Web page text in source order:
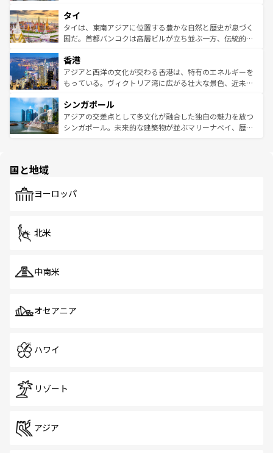
リティに包まれながら、韓国の多彩な魅力を心ゆくまで味
わってみてほしい。 なお、新着の韓国情報はコンテンツ一
覧を参照してほしい。
急速な発展と共に伝統が息づく。ハノイの古い町並みやホ
ーチミン市のフランス統治時代の建物も、独特の雰囲気を
醸し出している。また、バラエティの豊かさとおいしさで
とつ。フォーやバインミー、ベトナムコーヒーなどは、ぜ
ひ現地で味わいたい。どの地域を訪れてもあたたかい人々
が旅行者を迎えてくれるので、きっと忘れられない旅にな
参照してほしい。
タイ
タイは、東南アジアに位置する豊かな自然と歴史が息づく
国だ。首都バンコクは高層ビルが立ち並ぶ一方、伝統的な
の活気が交差している。北部ではチェンマイなどの山岳地
帯で自然と触れ合い、南部ではプーケットやクラビの美し
いビーチでリゾート気分を楽しむことができる。タイ料理
激する。気候は一年中温暖で、どの季節にも異なる楽しみ
が待っている。親しみやすいタイの人々、仏教を中心とし
た文化、そして多様な観光資源が、訪れる旅人を魅了し続
香港
アジアと西洋の文化が交わる香港は、特有のエネルギーを
もっている。ヴィクトリア湾に広がる壮大な景色、近未来
み、どこを訪れても感動するはず。観光スポットが密集し
ており、効率よく見どころを回れるのも魅力。息をのむよ
うな絶景から文化的な体験まで、香港を存分に楽しみ尽く
シンガポール
アジアの交差点として多文化が融合した独自の魅力を放つ
シンガポール。未来的な建築物が並ぶマリーナベイ、歴史
で、ホーカーズは地元の風情を楽しめる外せないスポット
国と地域
ヨーロッパ
北米
中南米
オセアニア
ハワイ
リゾート
アジア